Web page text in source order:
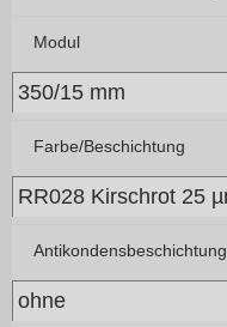
Modul
Farbe/Beschichtung
Antikondensbeschichtung